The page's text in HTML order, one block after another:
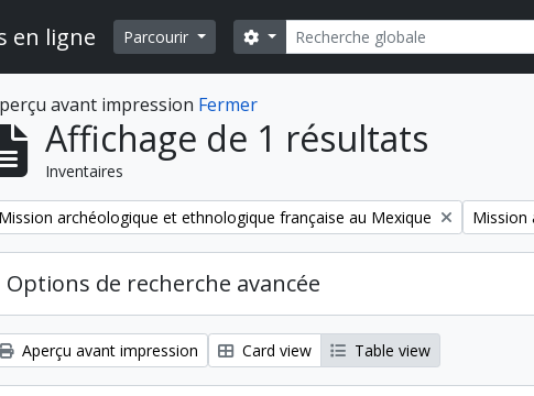
en ligne Parcourir Rechercher
Search options
avant impression Fermer
Affichage de 1 résultats
Inventaires
Remove filter:
Mission archéologique et ethnologique française au Mexique Mission
Options de recherche avancée
Aperçu avant impression Card view Table view